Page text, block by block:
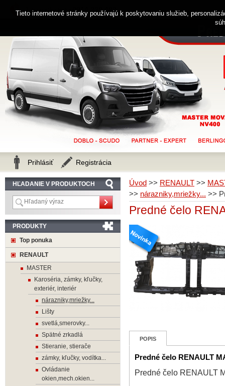
Úvod >> RENAULT >>
>> nárazniky,mriežky... >>
Predné čelo
POPIS
Predné čelo RENAULT
Predné čelo RENAULT
HĽADANIE V PRODUKTOCH
PRODUKTY
Top ponuka
RENAULT
MASTER
Karoséria, zámky, kľučky,
exteriér, interiér
nárazniky,mriežky...
Lišty
svetlá,smerovky...
Spätné zrkadlá
Stieranie, stierače
zámky, kľučky, vodítka...
Ovládanie
okien,mech.okien...
Zákaznícka linka 0914 238 482
Prihlásiť Registrácia
Tieto internetové stránky používajú k poskytovaniu služieb,